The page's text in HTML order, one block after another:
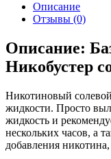
Описание
Отзывы (0)
Описание:
Никобустер
Никотиновый
жидкости. Просто
жидкость и
нескольких часов, а
добавления